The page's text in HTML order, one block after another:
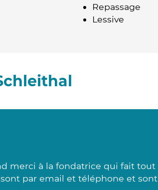
Repassage
Lessive
merci à la fondatrice qui fait tout
par email et téléphone et sont